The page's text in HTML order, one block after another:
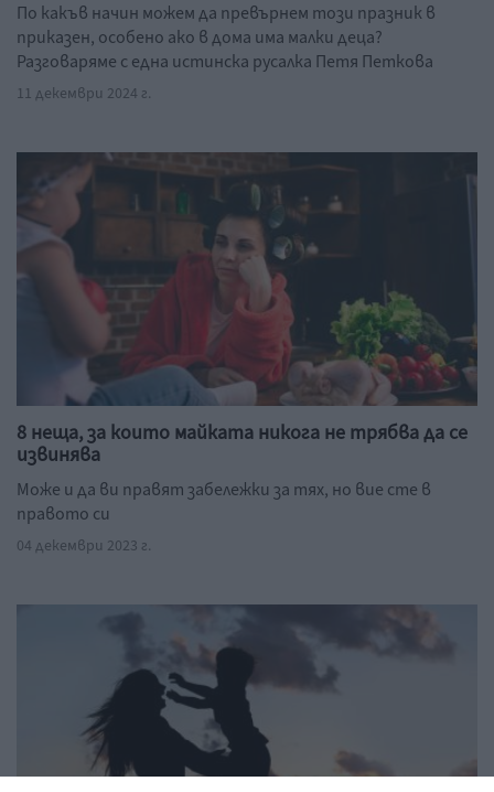
По какъв начин можем да превърнем този празник в
приказен, особено ако в дома има малки деца?
Разговаряме с една истинска русалка Петя Петкова
11 декември 2024 г.
8 неща, за които майката никога не трябва да се
извинява
Може и да ви правят забележки за тях, но вие сте в
правото си
04 декември 2023 г.